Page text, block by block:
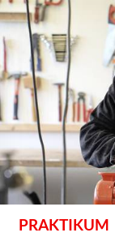
PRAKTIKUM